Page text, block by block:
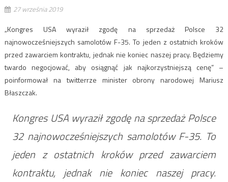
27 września 2019
„Kongres USA wyraził zgodę na sprzedaż Polsce 32
najnowocześniejszych samolotów F-35. To jeden z ostatnich kroków
przed zawarciem kontraktu, jednak nie koniec naszej pracy. Będziemy
twardo negocjować, aby osiągnąć jak najkorzystniejszą cenę” –
poinformował na twitterrze minister obrony narodowej Mariusz
Błaszczak.
Kongres USA wyraził zgodę na sprzedaż Polsce
32 najnowocześniejszych samolotów F-35. To
jeden z ostatnich kroków przed zawarciem
kontraktu, jednak nie koniec naszej pracy.